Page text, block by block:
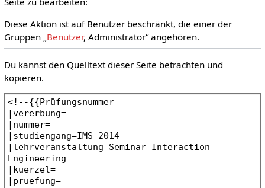
Diese Aktion ist auf Benutzer beschränkt, die einer der
Gruppen „Benutzer, Administrator“ angehören.
Du kannst den Quelltext dieser Seite betrachten und
kopieren.